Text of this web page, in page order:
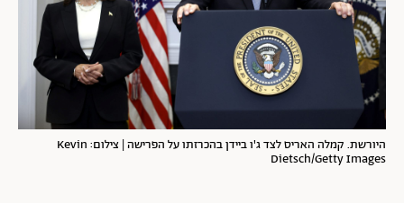
היורשת. קמלה האריס לצד ג'ו ביידן בהכרזתו על הפרישה | צילום: Kevin
Dietsch/Getty Images